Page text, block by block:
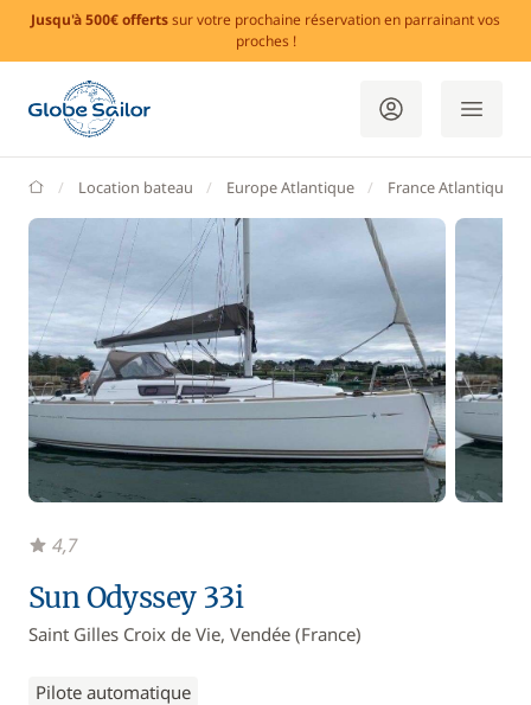
Jusqu'à 500€ offertssur votre prochaine réservation en parrainant vos
proches !
GlobeSailor
Location bateau Europe Atlantique France Atlantique
Sun Odyssey 33i
Saint Gilles Croix de Vie, Vendée (France)
Pilote automatique
4,7